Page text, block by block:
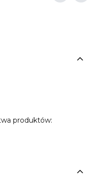
produktów: